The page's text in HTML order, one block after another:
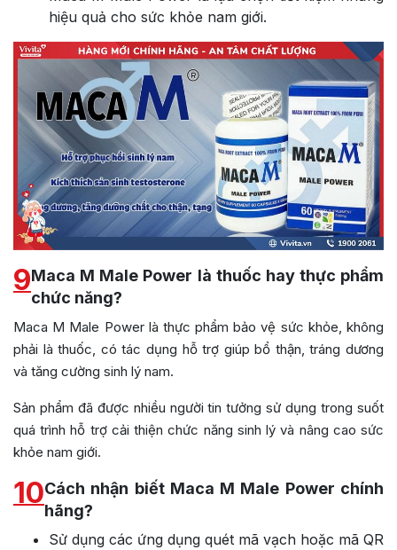
hiệu quả cho sức khỏe nam giới.
9Maca M Male Power là thuốc hay thực phẩm
chức năng?
Maca M Male Power là thực phẩm bảo vệ sức khỏe, không
phải là thuốc, có tác dụng hỗ trợ giúp bổ thận, tráng dương
và tăng cường sinh lý nam.
Sản phẩm đã được nhiều người tin tưởng sử dụng trong suốt
quá trình hỗ trợ cải thiện chức năng sinh lý và nâng cao sức
khỏe nam giới.
10Cách nhận biết Maca M Male Power chính
hãng?
Sử dụng các ứng dụng quét mã vạch hoặc mã QR